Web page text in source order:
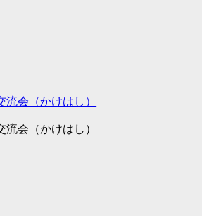
会（かけはし）
会（かけはし）